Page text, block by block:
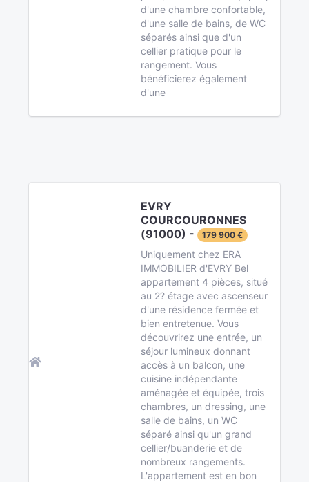
d'une chambre confortable,
d'une salle de bains, de WC
séparés ainsi que d'un
cellier pratique pour le
rangement. Vous
bénéficierez également
d'une
EVRY
COURCOURONNES
(91000) -
179 900 €
Uniquement chez ERA
IMMOBILIER d'EVRY Bel
appartement 4 pièces, situé
au 2? étage avec ascenseur
d'une résidence fermée et
bien entretenue. Vous
découvrirez une entrée, un
séjour lumineux donnant
accès à un balcon, une
cuisine indépendante
aménagée et équipée, trois
chambres, un dressing, une
salle de bains, un WC
séparé ainsi qu'un grand
cellier/buanderie et de
nombreux rangements.
L'appartement est en bon